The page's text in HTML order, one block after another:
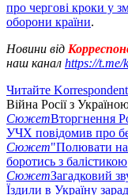
про чергові кроки у
оборони країни.
Новини від
наш канал https://t.me/
Читайте
Війна Росії з
СюжетВторгнення
УЧХ повідомив про
Сюжет"Полювати на
боротись з балістикою
СюжетЗагадковий
Їздили в Україну